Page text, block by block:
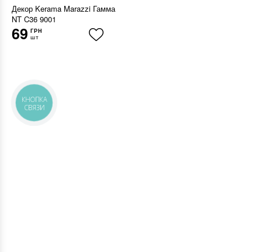
Декор Kerama Marazzi Гамма
NT C36 9001
69 ГРН
шт
КНОПКА
СВЯЗИ